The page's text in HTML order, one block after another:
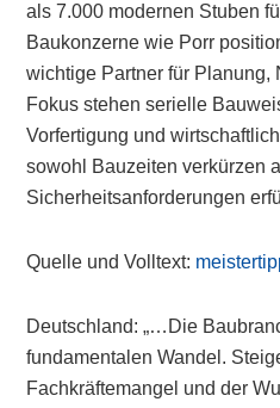
als 7.000 modernen Stuben
Baukonzerne wie Porr
wichtige Partner für Planung,
Fokus stehen serielle
Vorfertigung und
sowohl Bauzeiten verkürzen
Sicherheitsanforderungen
Quelle und Volltext:
Deutschland: „…Die
fundamentalen Wandel.
Fachkräftemangel und der